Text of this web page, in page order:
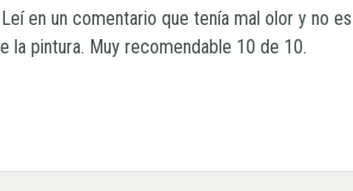
en un comentario que tenía mal olor y no
pintura. Muy recomendable 10 de 10.